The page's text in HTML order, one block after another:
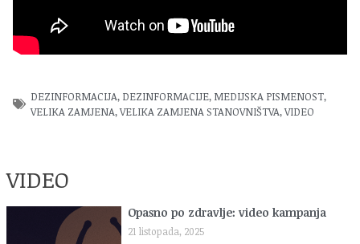
DEZINFORMACIJA, DEZINFORMACIJE, MEDIJSKA PISMENOST,
VELIKA ZAMJENA,VELIKA ZAMJENA STANOVNIŠTVA,VIDEO
VIDEO
Opasno po zdravlje: video kampanja
21 listopada, 2025